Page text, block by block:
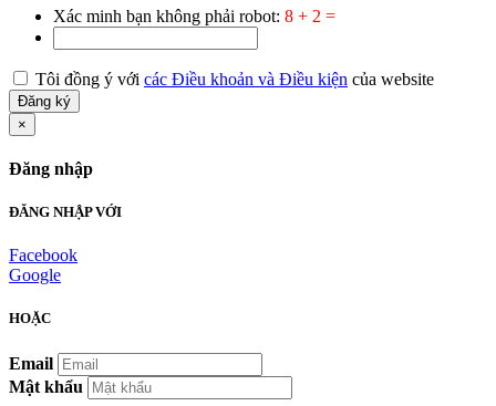
Xác minh bạn không phải robot: 8 + 2 =
Tôi đồng ý với các Điều khoản và Điều kiện của website
Đăng ký
×
Đăng nhập
ĐĂNG NHẬP VỚI
Facebook
Google
HOẶC
Email
Mật khẩu